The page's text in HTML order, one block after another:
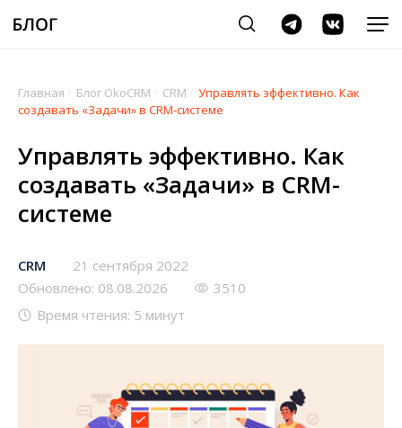
Главная Блог OkoCRM CRM
Управлять эффективно. Как
создавать «Задачи» в CRM-системе
Управлять эффективно. Как
создавать «Задачи» в CRM-
системе
CRM
21 сентября 2022
Обновлено: 08.08.2026
3510
Время чтения: 5 минут